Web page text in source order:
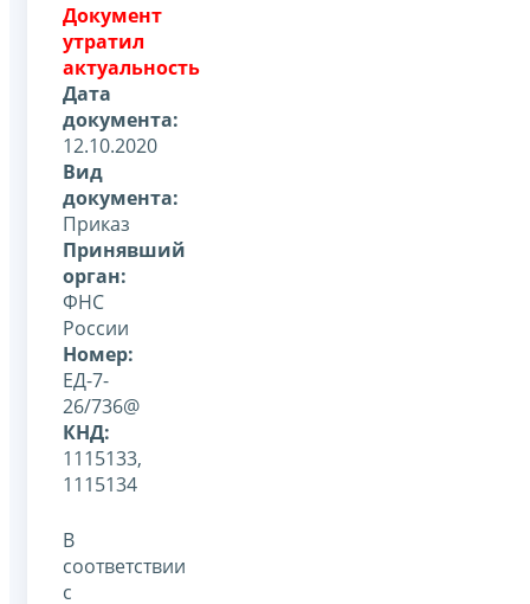
Документ
утратил
актуальность
Дата
документа:
12.10.2020
Вид
документа:
Приказ
Принявший
орган:
ФНС
России
Номер:
ЕД-7-
26/736@
КНД:
1115133,
1115134
В
соответствии
с